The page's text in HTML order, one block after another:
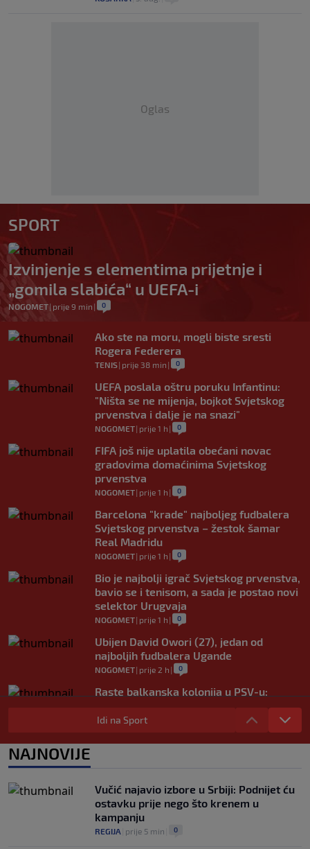
Oglas
SPORT
Izvinjenje s elementima prijetnje i
„gomila slabića“ u UEFA-i
NOGOMET| prije 9 min | 0
Ako ste na moru, mogli biste sresti
Rogera Federera
TENIS| prije 38 min | 0
UEFA poslala oštru poruku Infantinu:
"Ništa se ne mijenja, bojkot Svjetskog
prvenstva i dalje je na snazi"
NOGOMET| prije 1 h | 0
FIFA još nije uplatila obećani novac
gradovima domaćinima Svjetskog
prvenstva
NOGOMET| prije 1 h | 0
Barcelona "krade" najboljeg fudbalera
Svjetskog prvenstva – žestok šamar
Real Madridu
NOGOMET| prije 1 h | 0
Bio je najbolji igrač Svjetskog prvenstva,
bavio se i tenisom, a sada je postao novi
selektor Urugvaja
NOGOMET| prije 1 h | 0
Ubijen David Owori (27), jedan od
najboljih fudbalera Ugande
NOGOMET| prije 2 h | 0
Raste balkanska kolonija u PSV-u:
Reprezentativac Srbije stigao kod
Perišića i Bajraktarevića
eura stigao na Santiago Bernabeu
| 0
Idi na Sport
NAJNOVIJE
Vučić najavio izbore u Srbiji: Podnijet ću
ostavku prije nego što krenem u
kampanju
REGIJA prije 5 min 0